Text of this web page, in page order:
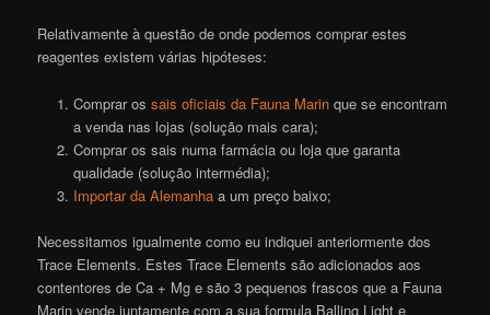
Relativamente à questão de onde podemos comprar estes
reagentes existem várias hipóteses:
Comprar os sais oficiais da Fauna Marinque se encontram
a venda nas lojas (solução mais cara);
Comprar os sais numa farmácia ou loja que garanta
qualidade (solução intermédia);
Importar da Alemanhaa um preço baixo;
Necessitamos igualmente como eu indiquei anteriormente dos
Trace Elements. Estes Trace Elements são adicionados aos
contentores de Ca + Mg e são 3 pequenos frascos que a Fauna
Marin vende juntamente com a sua formula Balling Light e